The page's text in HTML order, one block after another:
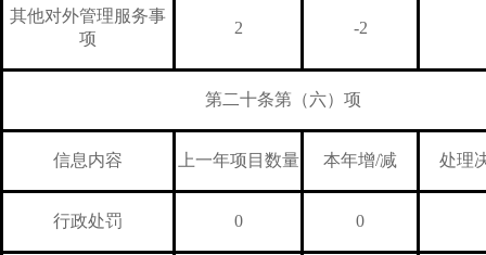
其他对外管理服务事
项
2 -2
第二十条第（六）项
信息内容 上一年项目数量 本年增/减 处理
行政处罚 0 0